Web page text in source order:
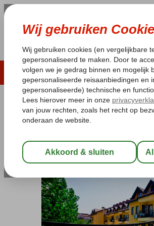
LAST MINUTE
Pakketgarantie
Home
Turkije Egeische kust
Fly & Go T&G
Logies-Appartement